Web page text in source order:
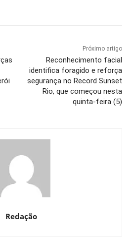
Próximo artigo
Reconhecimento facial
identifica foragido e reforça
segurança no Record Sunset
Rio, que começou nesta
quinta-feira (5)
Redação